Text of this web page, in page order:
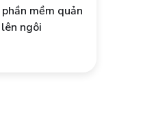
mềm quản
ngôi